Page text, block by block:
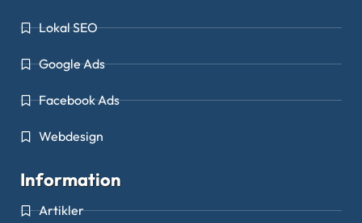
Lokal SEO
Google Ads
Facebook Ads
Webdesign
Information
Artikler